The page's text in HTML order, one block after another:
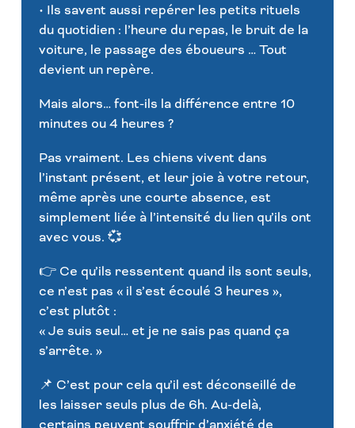
• Ils savent aussi repérer les petits rituels
du quotidien : l’heure du repas, le bruit de la
voiture, le passage des éboueurs … Tout
devient un repère.
Mais alors… font-ils la différence entre 10
minutes ou 4 heures ?
Pas vraiment. Les chiens vivent dans
l’instant présent, et leur joie à votre retour,
même après une courte absence, est
simplement liée à l’intensité du lien qu’ils ont
avec vous. 💞
👉 Ce qu’ils ressentent quand ils sont seuls,
ce n’est pas « il s’est écoulé 3 heures »,
c’est plutôt :
« Je suis seul… et je ne sais pas quand ça
s’arrête. »
📌 C’est pour cela qu’il est déconseillé de
les laisser seuls plus de 6h. Au-delà,
certains peuvent souffrir d’anxiété de